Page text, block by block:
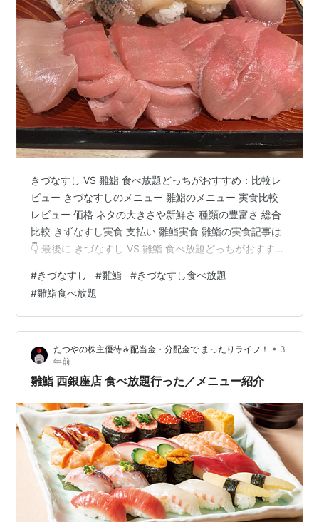
きづなすし VS 雛鮨 食べ放題どっちがおすすめ：比較レ
ビュー きづなすしのメニュー 雛鮨のメニュー 実食比較
レビュー 価格 ネタの大きさや新鮮さ 種類の豊富さ 総合
比較 きずなすし実食 支払い 雛鮨実食 雛鮨の実食記事は
👇 最後に きづなすし VS 雛鮨 食べ放題どっちがおすす
べ放題でどっちが美味しいか、おすすめなのかを比較レ
ビューしてみました。 どちらもクリレス株主優待で食べ
ることができ、回転寿司よりは高級な寿司店に位置付け
られており、美味しく食べ放題が満喫できます。 きづな
すしのメニュー 100種類食べ放題の「きづなコース」 寿
司及び一…
#きづなすし #雛鮨 #きづなすし食べ放題
#雛鮨食べ放題
たつやの株主優待＆配当金・分配金で まったりライフ！ • 3
年前
雛鮨 西銀座店 食べ放題行った／メニュー紹介